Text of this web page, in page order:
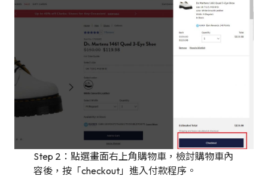
Step 2：點選畫面右上角購物車，檢討購物車內
容後，按「checkout」進入付款程序。